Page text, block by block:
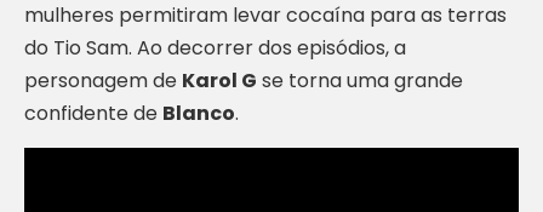
mulheres permitiram levar cocaína para as terras
do Tio Sam. Ao decorrer dos episódios, a
personagem de Karol G se torna uma grande
confidente de Blanco.